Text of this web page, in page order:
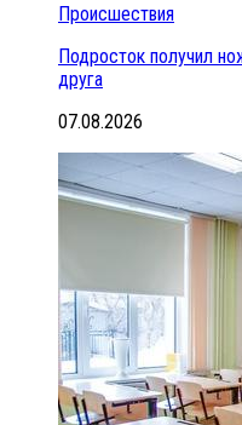
Происшествия
Подросток получил
друга
07.08.2026